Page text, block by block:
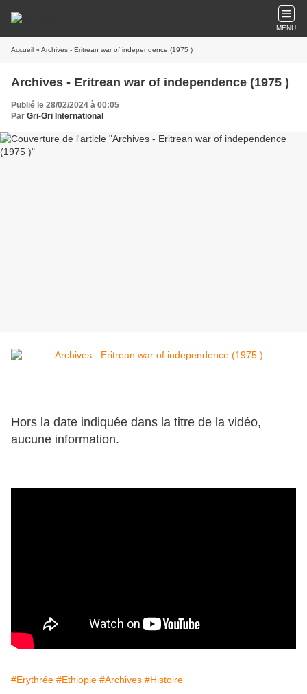
MENU
Accueil » Archives - Eritrean war of independence (1975 )
Archives - Eritrean war of independence (1975 )
Publié le 28/02/2024 à 00:05
Par Gri-Gri International
Hors la date indiquée dans la titre de la vidéo,
aucune information.
#Erythrée #Ethiopie #Archives #Histoire